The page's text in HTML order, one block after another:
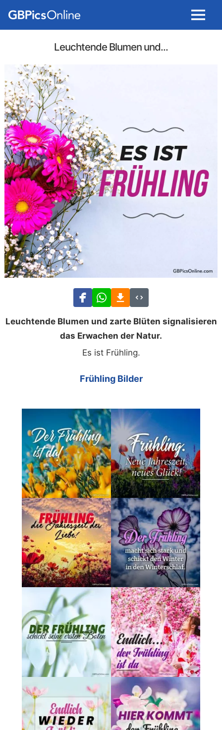
Menu
Leuchtende Blumen und...
Leuchtende Blumen und zarte Blüten signalisieren
das Erwachen der Natur.
Es ist Frühling.
Frühling Bilder